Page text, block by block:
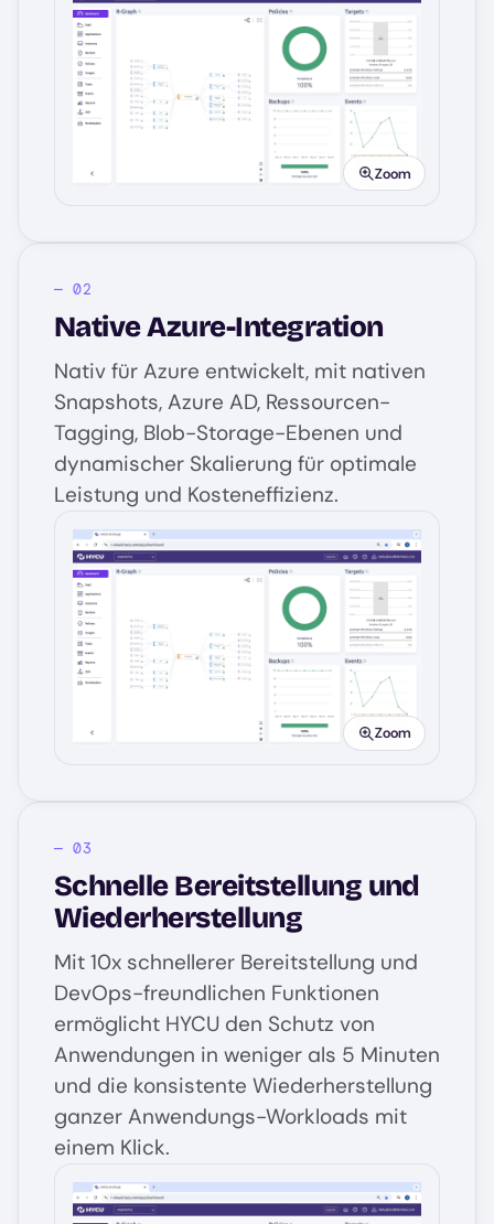
Image
Zoom
Native Azure-Integration
Nativ für Azure entwickelt, mit nativen
Snapshots, Azure AD, Ressourcen-
Tagging, Blob-Storage-Ebenen und
dynamischer Skalierung für optimale
Leistung und Kosteneffizienz.
Image
Zoom
Schnelle Bereitstellung und
Wiederherstellung
Mit 10x schnellerer Bereitstellung und
DevOps-freundlichen Funktionen
ermöglicht HYCU den Schutz von
Anwendungen in weniger als 5 Minuten
und die konsistente Wiederherstellung
ganzer Anwendungs-Workloads mit
einem Klick.